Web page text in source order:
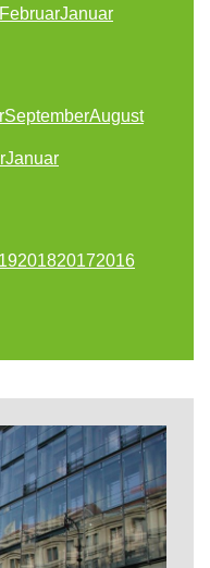
FebruarJanuar
SeptemberAugust
Januar
201820172016